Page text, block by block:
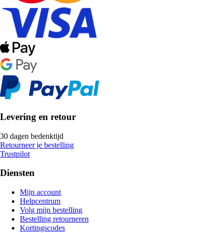
Levering en retour
30 dagen bedenktijd
Retourneer je bestelling
Trustpilot
Diensten
Mijn account
Helpcentrum
Volg mijn bestelling
Bestelling retourneren
Kortingscodes